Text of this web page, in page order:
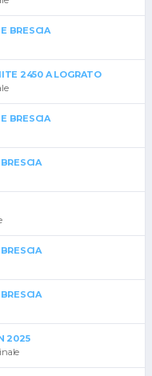
BRESCIA
2450 A LOGRATO
BRESCIA
2025